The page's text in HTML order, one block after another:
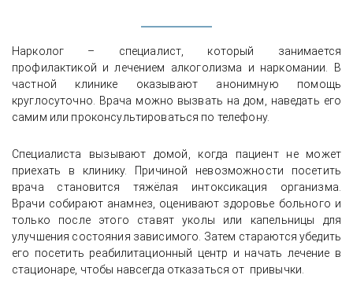
Нарколог – специалист, который занимается
профилактикой и лечением алкоголизма и наркомании. В
частной клинике оказывают анонимную помощь
круглосуточно. Врача можно вызвать на дом, наведать его
самим или проконсультироваться по телефону.
Специалиста вызывают домой, когда пациент не может
приехать в клинику. Причиной невозможности посетить
врача становится тяжёлая интоксикация организма.
Врачи собирают анамнез, оценивают здоровье больного и
только после этого ставят уколы или капельницы для
улучшения состояния зависимого. Затем стараются убедить
его посетить реабилитационный центр и начать лечение в
стационаре, чтобы навсегда отказаться от привычки.